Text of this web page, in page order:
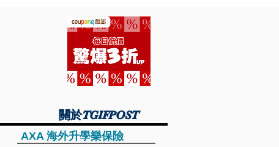
關於TGIFPOST
關於TGIFPOST
AXA 海外升學樂保險